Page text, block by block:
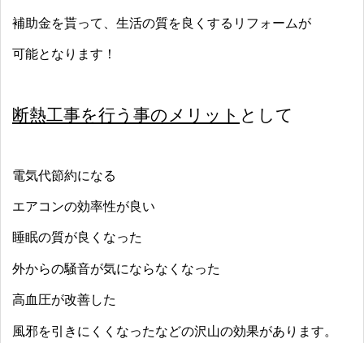
補助金を貰って、生活の質を良くするリフォームが
可能となります！
断熱工事を行う事のメリット として
電気代節約になる
エアコンの効率性が良い
睡眠の質が良くなった
外からの騒音が気にならなくなった
高血圧が改善した
風邪を引きにくくなったなどの沢山の効果があります。